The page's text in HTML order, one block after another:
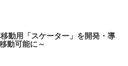
動用「スケーター」を開発・導
動可能に～